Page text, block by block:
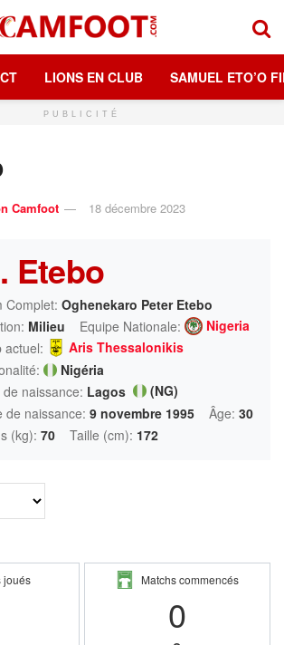
LIONS EN CLUB SAMUEL ETO’O
PUBLICITÉ
Camfoot 18 décembre 2023
Etebo
Complet: Oghenekaro Peter Etebo
Milieu Equipe Nationale:
Nigeria
actuel:
Aris Thessalonikis
Nigéria
de naissance: Lagos
(NG)
de naissance: 9 novembre 1995 Âge: 30
(kg): 70 Taille (cm): 172
joués Matchs commencés
0